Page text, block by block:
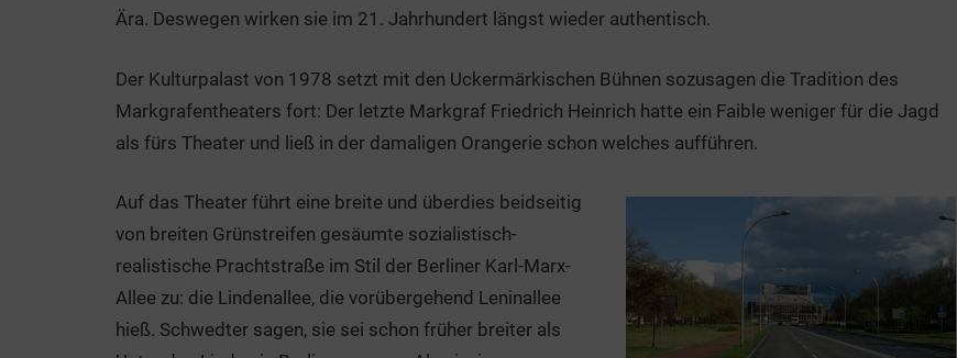
Ära. Deswegen wirken sie im 21. Jahrhundert längst wieder authentisch.
Der Kulturpalast von 1978 setzt mit den Uckermärkischen Bühnen sozusagen die Tradition des
Markgrafentheaters fort: Der letzte Markgraf Friedrich Heinrich hatte ein Faible weniger für die Jagd
als fürs Theater und ließ in der damaligen Orangerie schon welches aufführen.
Auf das Theater führt eine breite und überdies beidseitig
von breiten Grünstreifen gesäumte sozialistisch-
realistische Prachtstraße im Stil der Berliner Karl-Marx-
Allee zu: die Lindenallee, die vorübergehend Leninallee
hieß. Schwedter sagen, sie sei schon früher breiter als